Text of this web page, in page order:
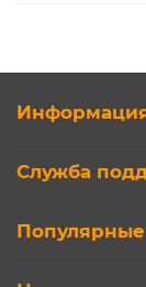
Служба
Популярные